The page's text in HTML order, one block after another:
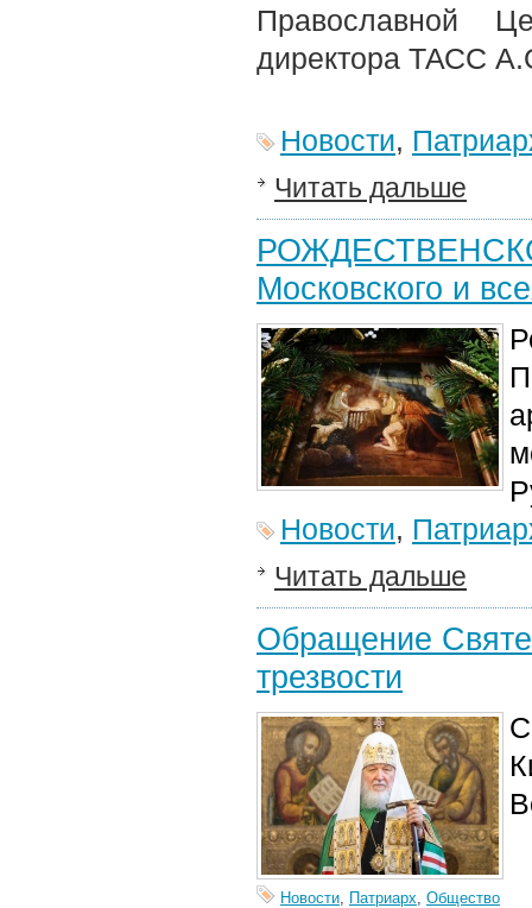
Православной
директора ТАСС
Новости,
Читать дальше
Московского и
Новости,
Читать дальше
Обращение
трезвости
Новости, Патриарх, Общество